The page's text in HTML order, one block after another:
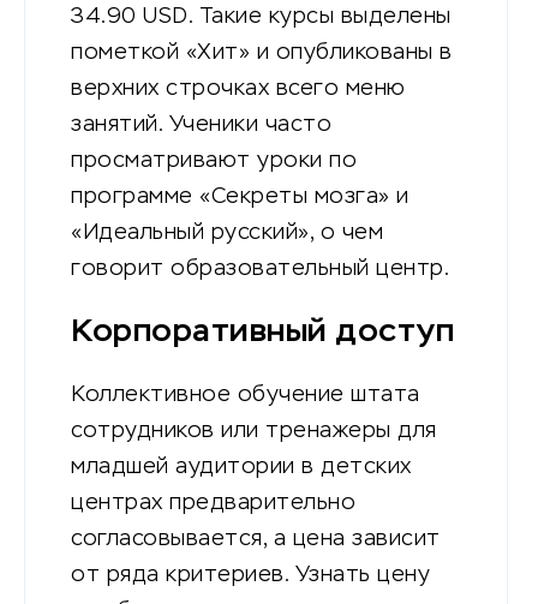
34.90 USD. Такие курсы выделены
пометкой «Хит» и опубликованы в
верхних строчках всего меню
занятий. Ученики часто
просматривают уроки по
программе «Секреты мозга» и
«Идеальный русский», о чем
говорит образовательный центр.
Корпоративный доступ
Коллективное обучение штата
сотрудников или тренажеры для
младшей аудитории в детских
центрах предварительно
согласовывается, а цена зависит
от ряда критериев. Узнать цену